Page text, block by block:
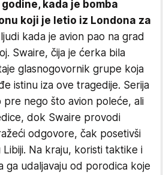
kada je bomba
koji je letio iz Londona za
kada je avion pao na grad
Swaire, čija je ćerka bila
glasnogovornik grupe koja
istinu iza ove tragedije. Serija
nego što avion poleće, ali
dok Swaire provodi
odgovore, čak posetivši
Libiji. Na kraju, koristi taktike i
ga udaljavaju od porodica koje